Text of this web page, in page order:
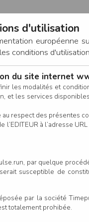
CALENDRIER
d'utilisation
européenne
conditions
du site internet
les modalités et
et les services
respect des présentes
l’EDITEUR à l’adresse
par quelque
susceptible de
par la société
totalement prohibée.